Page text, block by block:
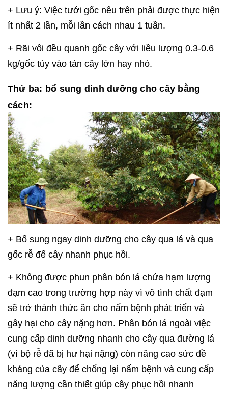
+ Lưu ý: Việc tưới gốc nêu trên phải được thực hiện
ít nhất 2 lần, mỗi lần cách nhau 1 tuần.
+ Rãi vôi đều quanh gốc cây với liều lượng 0.3-0.6
kg/gốc tùy vào tán cây lớn hay nhỏ.
Thứ ba: bổ sung dinh dưỡng cho cây bằng
cách:
+ Bổ sung ngay dinh dưỡng cho cây qua lá và qua
gốc rễ để cây nhanh phục hồi.
+ Không được phun phân bón lá chứa hạm lượng
đạm cao trong trường hợp này vì vô tình chất đạm
sẽ trở thành thức ăn cho nấm bệnh phát triển và
gây hại cho cây nặng hơn. Phân bón lá ngoài việc
cung cấp dinh dưỡng nhanh cho cây qua đường lá
(vì bộ rễ đã bị hư hại nặng) còn nâng cao sức đề
kháng của cây để chống lại nấm bệnh và cung cấp
năng lượng cần thiết giúp cây phục hồi nhanh